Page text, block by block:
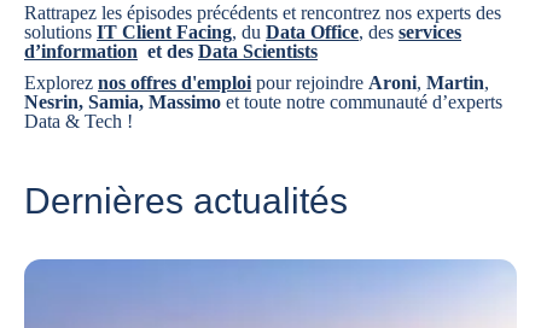
Rattrapez les épisodes précédents et rencontrez nos experts des
solutions IT Client Facing, du Data Office, des services
d’information et des Data Scientists
Explorez nos offres d'emploi pour rejoindre Aroni, Martin,
Nesrin, Samia, Massimo et toute notre communauté d’experts
Data & Tech !
Dernières actualités